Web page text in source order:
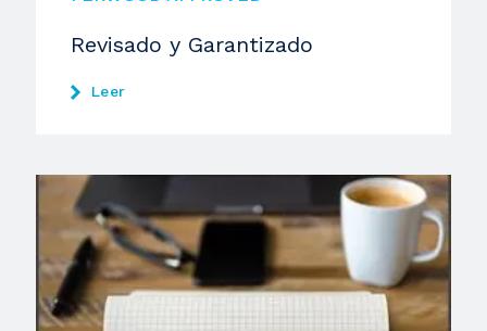
Revisado y Garantizado
Leer